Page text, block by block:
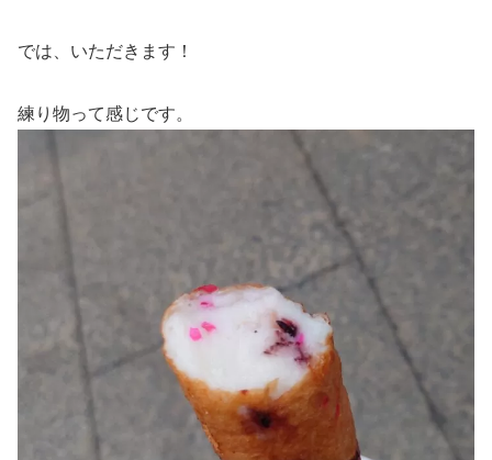
では、いただきます！
練り物って感じです。